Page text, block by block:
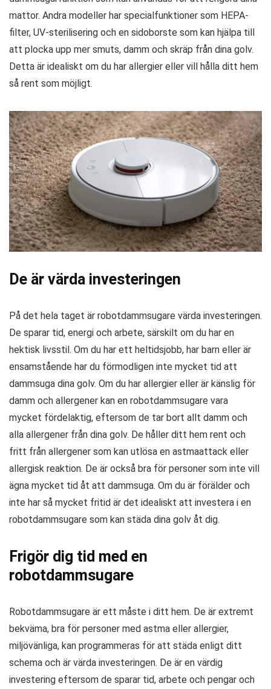
mattor. Andra modeller har specialfunktioner som HEPA-
filter, UV-sterilisering och en sidoborste som kan hjälpa till
att plocka upp mer smuts, damm och skräp från dina golv.
Detta är idealiskt om du har allergier eller vill hålla ditt hem
så rent som möjligt.
De är värda investeringen
På det hela taget är robotdammsugare värda investeringen.
De sparar tid, energi och arbete, särskilt om du har en
hektisk livsstil. Om du har ett heltidsjobb, har barn eller är
ensamstående har du förmodligen inte mycket tid att
dammsuga dina golv. Om du har allergier eller är känslig för
damm och allergener kan en robotdammsugare vara
mycket fördelaktig, eftersom de tar bort allt damm och
alla allergener från dina golv. De håller ditt hem rent och
fritt från allergener som kan utlösa en astmaattack eller
allergisk reaktion. De är också bra för personer som inte vill
ägna mycket tid åt att dammsuga. Om du är förälder och
inte har så mycket fritid är det idealiskt att investera i en
robotdammsugare som kan städa dina golv åt dig.
Frigör dig tid med en
robotdammsugare
Robotdammsugare är ett måste i ditt hem. De är extremt
bekväma, bra för personer med astma eller allergier,
miljövänliga, kan programmeras för att städa enligt ditt
schema och är värda investeringen. De är en värdig
investering eftersom de sparar tid, arbete och pengar och